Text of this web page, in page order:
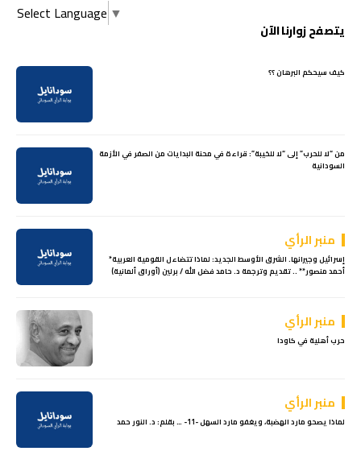
Select Language ▼
يتصفح زوارنا الآن
كيف سيحكم البرهان ؟؟
من “لا للحرب” إلى “لا للخيبة”: قراءة في محنة البدايات من الصفر في الأزمة
السودانية
منبر الرأي
إسرائيل وجيرانها. الشرق الأوسط الجديد: لماذا تتضاءل القومية العربية*
أحمد منصور** .. تقديم وترجمة د. حامد فضل الله / برلين (أوراق ألمانية)
منبر الرأي
حرب أهلية في كاودا
منبر الرأي
لماذا يصحو مارد الهضبة، ويغفو مارد السهل -11- … بقلم: د. النور حمد